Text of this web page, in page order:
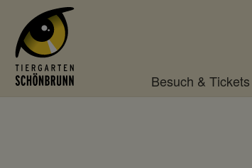
Besuch & Tickets